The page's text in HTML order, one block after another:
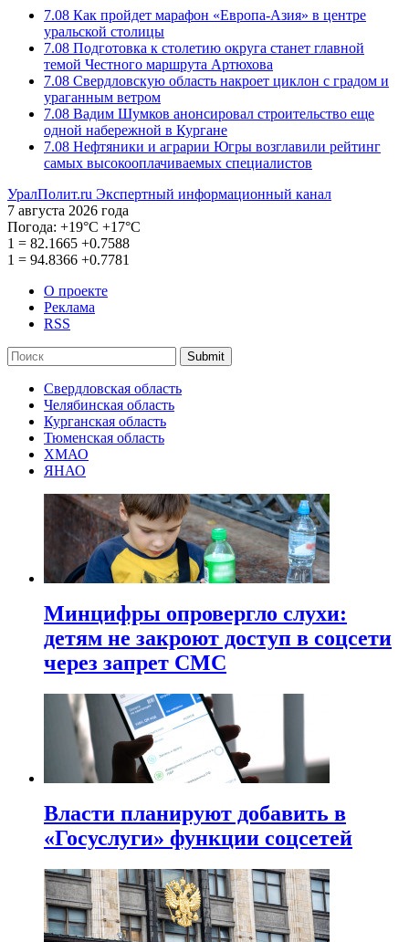
7.08 Как пройдет марафон «Европа-Азия» в центре
уральской столицы
7.08 Подготовка к столетию округа станет главной
темой Честного маршрута Артюхова
7.08 Свердловскую область накроет циклон с градом и
ураганным ветром
7.08 Вадим Шумков анонсировал строительство еще
одной набережной в Кургане
7.08 Нефтяники и аграрии Югры возглавили рейтинг
самых высокооплачиваемых специалистов
УралПолит.ru Экспертный информационный канал
7 августа 2026 года
Погода: +19°С +17°С
1 = 82.1665 +0.7588
1 = 94.8366 +0.7781
О проекте
Реклама
RSS
Submit
Свердловская область
Челябинская область
Курганская область
Тюменская область
ХМАО
ЯНАО
Минцифры опровергло слухи:
детям не закроют доступ в соцсети
через запрет СМС
Власти планируют добавить в
«Госуслуги» функции соцсетей